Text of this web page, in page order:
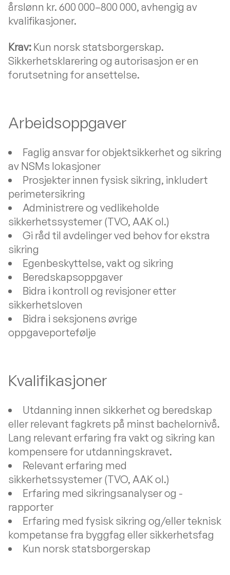
årslønn kr. 600 000–800 000, avhengig av
kvalifikasjoner.
Krav: Kun norsk statsborgerskap.
Sikkerhetsklarering og autorisasjon er en
forutsetning for ansettelse.
Arbeidsoppgaver
Faglig ansvar for objektsikkerhet og sikring
av NSMs lokasjoner
Prosjekter innen fysisk sikring, inkludert
perimetersikring
Administrere og vedlikeholde
sikkerhetssystemer (TVO, AAK ol.)
Gi råd til avdelinger ved behov for ekstra
sikring
Egenbeskyttelse, vakt og sikring
Beredskapsoppgaver
Bidra i kontroll og revisjoner etter
sikkerhetsloven
Bidra i seksjonens øvrige
oppgaveportefølje
Kvalifikasjoner
Utdanning innen sikkerhet og beredskap
eller relevant fagkrets på minst bachelornivå.
Lang relevant erfaring fra vakt og sikring kan
kompensere for utdanningskravet.
Relevant erfaring med
sikkerhetssystemer (TVO, AAK ol.)
Erfaring med sikringsanalyser og -
rapporter
Erfaring med fysisk sikring og/eller teknisk
kompetanse fra byggfag eller sikkerhetsfag
Kun norsk statsborgerskap